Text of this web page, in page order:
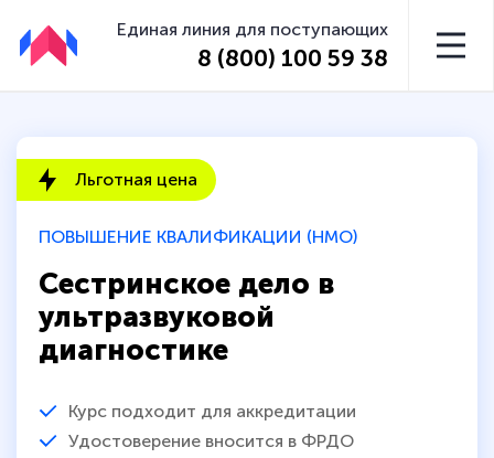
Единая линия для поступающих
8 (800) 100 59 38
ПОВЫШЕНИЕ КВАЛИФИКАЦИИ (НМО)
Сестринское дело в
ультразвуковой
диагностике
Курс подходит для аккредитации
Удостоверение вносится в ФРДО
Льготная цена